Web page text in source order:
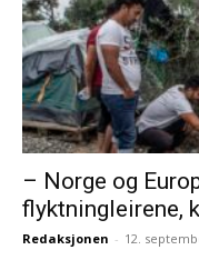
– Norge og
flyktningleirene,
Redaksjonen - 12.